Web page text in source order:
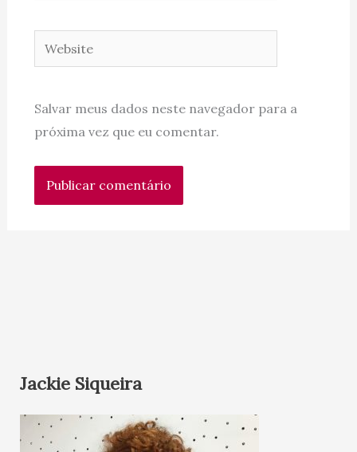
Website
Salvar meus dados neste navegador para a
próxima vez que eu comentar.
Jackie Siqueira